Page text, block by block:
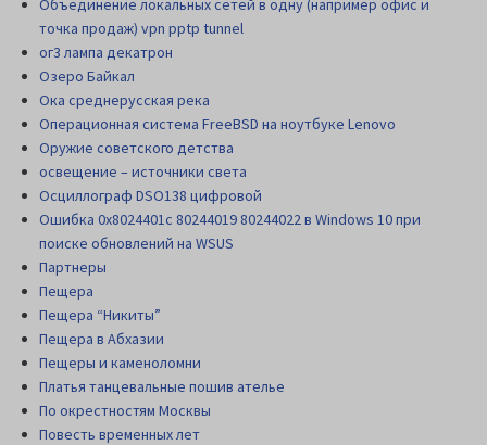
Объединение локальных сетей в одну (например офис и
точка продаж) vpn pptp tunnel
ог3 лампа декатрон
Озеро Байкал
Ока среднерусская река
Операционная система FreeBSD на ноутбуке Lenovo
Оружие советского детства
освещение – источники света
Осциллограф DSO138 цифровой
Ошибка 0x8024401c 80244019 80244022 в Windows 10 при
поиске обновлений на WSUS
Партнеры
Пещера
Пещера “Никиты”
Пещера в Абхазии
Пещеры и каменоломни
Платья танцевальные пошив ателье
По окрестностям Москвы
Повесть временных лет